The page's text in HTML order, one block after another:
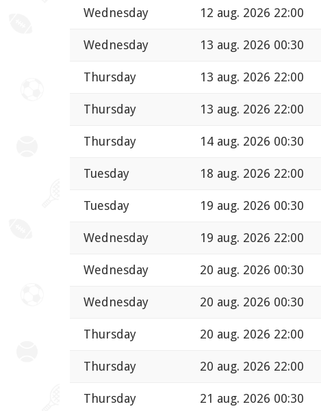
Wednesday 12 aug. 2026 22:00
Wednesday 13 aug. 2026 00:30
Thursday 13 aug. 2026 22:00
Thursday 13 aug. 2026 22:00
Thursday 14 aug. 2026 00:30
Tuesday 18 aug. 2026 22:00
Tuesday 19 aug. 2026 00:30
Wednesday 19 aug. 2026 22:00
Wednesday 20 aug. 2026 00:30
Wednesday 20 aug. 2026 00:30
Thursday 20 aug. 2026 22:00
Thursday 20 aug. 2026 22:00
Thursday 21 aug. 2026 00:30